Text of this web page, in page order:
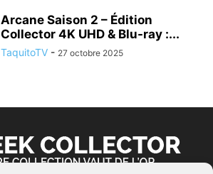
Arcane Saison 2 – Édition
Collector 4K UHD & Blu-ray :...
TaquitoTV - 27 octobre 2025